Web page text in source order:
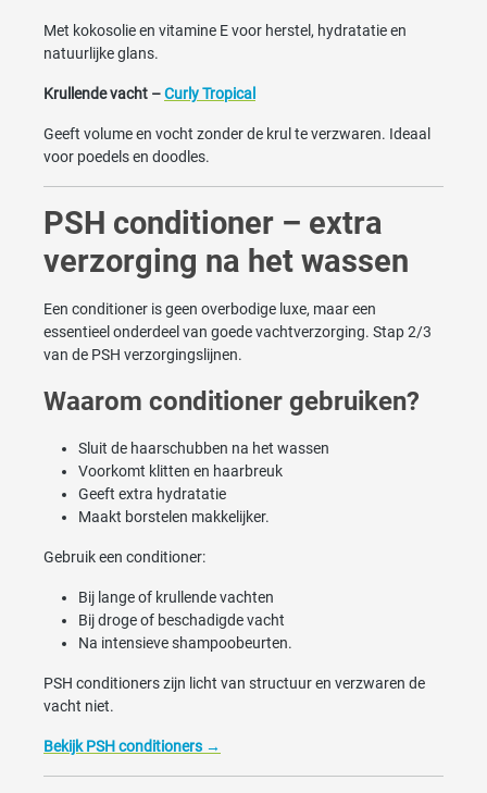
Met kokosolie en vitamine E voor herstel, hydratatie en
natuurlijke glans.
Krullende vacht –Curly Tropical
Geeft volume en vocht zonder de krul te verzwaren. Ideaal
voor poedels en doodles.
PSH conditioner – extra
verzorging na het wassen
Een conditioner is geen overbodige luxe, maar een
essentieel onderdeel van goede vachtverzorging. Stap 2/3
van de PSH verzorgingslijnen.
Waarom conditioner gebruiken?
Sluit de haarschubben na het wassen
Voorkomt klitten en haarbreuk
Geeft extra hydratatie
Maakt borstelen makkelijker.
Gebruik een conditioner:
Bij lange of krullende vachten
Bij droge of beschadigde vacht
Na intensieve shampoobeurten.
PSH conditioners zijn licht van structuur en verzwaren de
vacht niet.
Bekijk PSH conditioners →